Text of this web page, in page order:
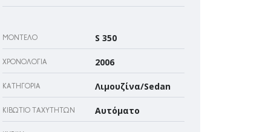
ΜΟΝΤΈΛΟ S 350
ΧΡΟΝΟΛΟΓΊΑ 2006
ΚΑΤΗΓΟΡΊΑ Λιμουζίνα/Sedan
ΚΙΒΏΤΙΟ ΤΑΧΥΤΉΤΩΝ Αυτόματο